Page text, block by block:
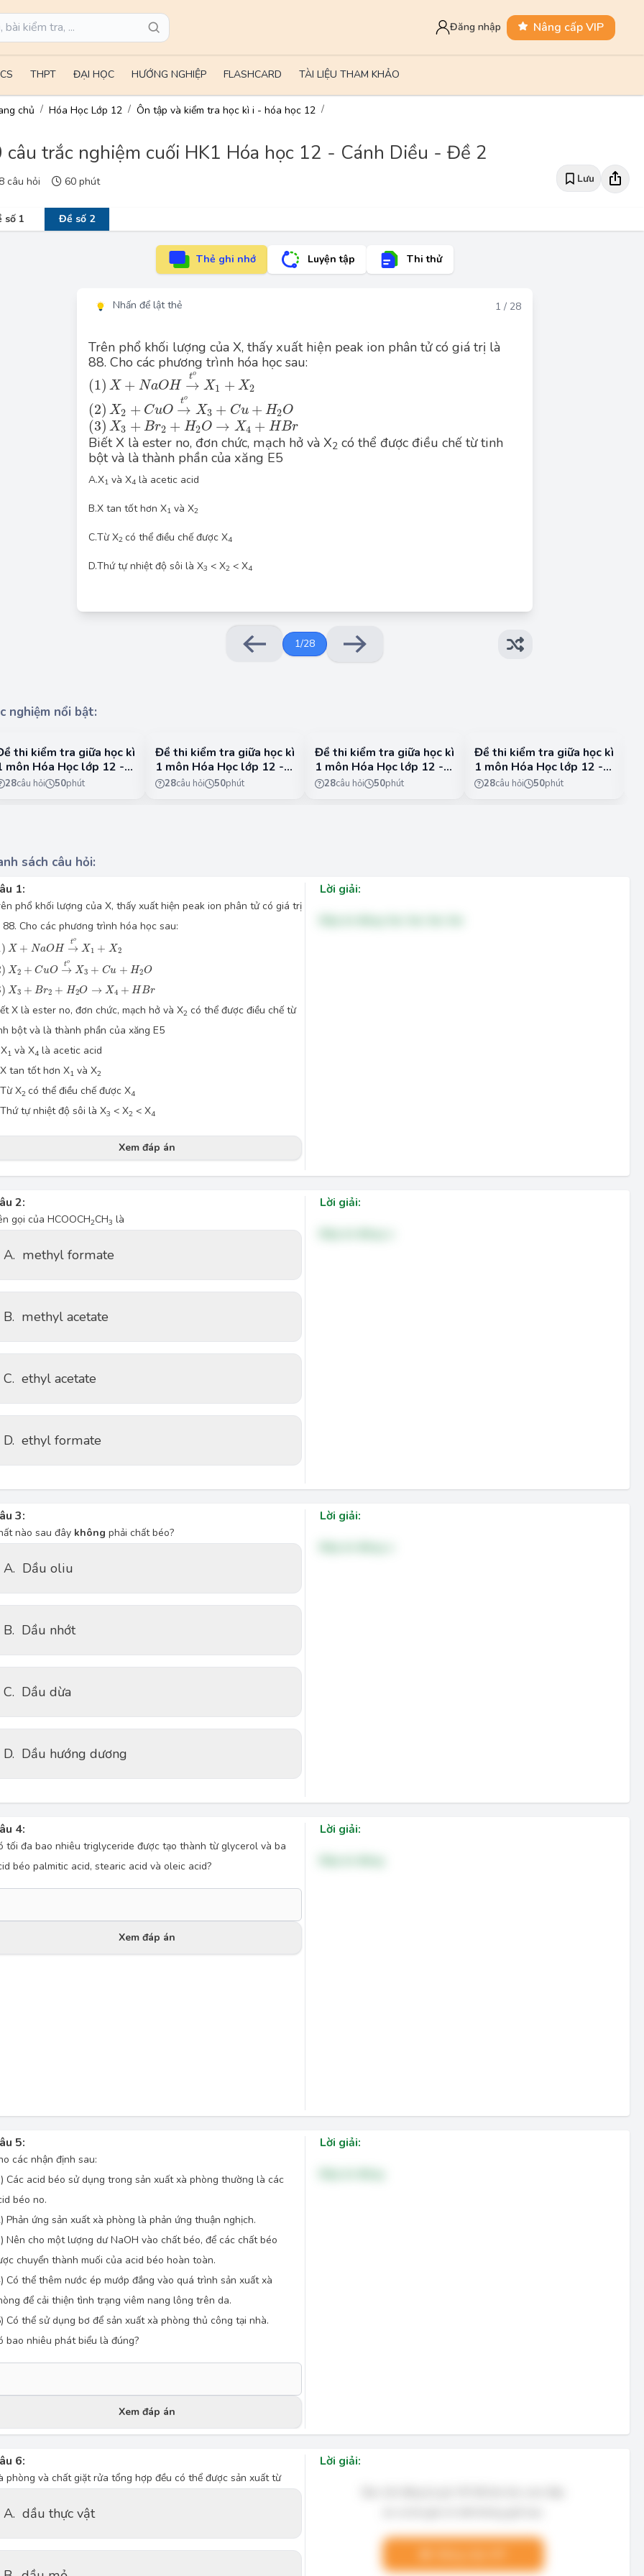
Đăng nhập Nâng cấp VIP
THPT ĐẠI HỌC HƯỚNG NGHIỆP FLASHCARD TÀI LIỆU THAM KHẢO
chủ Hóa Học Lớp 12 Ôn tập và kiểm tra học kì i - hóa học 12
câu trắc nghiệm cuối HK1 Hóa học 12 - Cánh Diều - Đề 2
câu hỏi 60 phút Lưu
số 1 Đề số 2
Thẻ ghi nhớ Luyện tập Thi thử
Nhấn để lật thẻ 1 / 28
Trên phổ khối lượng của X, thấy xuất hiện peak ion phân tử có giá trị là
88. Cho các phương trình hóa học sau:
(1) X + NaOH
to
→ X1 + X2
\left(1\right)X+NaOH\overset{t^o}{\rightarrow}X_1+X_2
(2) X2 + CuO
to
→ X3 + Cu + H2O
\left(2\right)X_2+CuO\overset{t^o}{\rightarrow}X_3+Cu+H_2O
(3) X3 + Br2 + H2O → X4 + HBr
\left(3\right)X_3+Br_2+H_2O\rightarrow X_4+HBr
Biết X là ester no, đơn chức, mạch hở và X2 có thể được điều chế từ tinh
bột và là thành phần của xăng E5
A.X1 và X4 là acetic acid
B.X tan tốt hơn X1 và X2
C.Từ X2 có thể điều chế được X4
D.Thứ tự nhiệt độ sôi là X3 < X2 < X4
1/28
nghiệm nổi bật:
thi kiểm tra giữa học kì
môn Hóa Học lớp 12 -
- Đề 1
28câu hỏi 50phút
Đề thi kiểm tra giữa học kì
1 môn Hóa Học lớp 12 -
CTST - Đề 2
28câu hỏi 50phút
Đề thi kiểm tra giữa học kì
1 môn Hóa Học lớp 12 -
CTST - Đề 3
28câu hỏi 50phút
Đề thi kiểm tra giữa học kì
1 môn Hóa Học lớp 12 -
CTST - Đề 4
28câu hỏi 50phút
sách câu hỏi:
1:
phổ khối lượng của X, thấy xuất hiện peak ion phân tử có giá trị
88. Cho các phương trình hóa học sau:
) X + NaOH
to
→ X 1 + X2
) X2 + CuO
to
→ X3 + Cu + H2O
) X3 + Br2 + H2O → X4 + HBr X_4+HBr
X là ester no, đơn chức, mạch hở và X2 có thể được điều chế từ
bột và là thành phần của xăng E5
X1 và X4 là acetic acid
X tan tốt hơn X1 và X2
Từ X2 có thể điều chế được X4
Thứ tự nhiệt độ sôi là X3 < X2 < X4
Xem đáp án
Lời giải:
2:
gọi của HCOOCH2CH3 là
A. methyl formate
B. methyl acetate
C. ethyl acetate
D. ethyl formate
Lời giải:
3:
nào sau đây không phải chất béo?
A. Dầu oliu
B. Dầu nhớt
C. Dầu dừa
D. Dầu hướng dương
Lời giải:
4:
tối đa bao nhiêu triglyceride được tạo thành từ glycerol và ba
béo palmitic acid, stearic acid và oleic acid?
Xem đáp án
Lời giải:
5:
các nhận định sau:
Các acid béo sử dụng trong sản xuất xà phòng thường là các
béo no.
Phản ứng sản xuất xà phòng là phản ứng thuận nghịch.
Nên cho một lượng dư NaOH vào chất béo, để các chất béo
chuyển thành muối của acid béo hoàn toàn.
Có thể thêm nước ép mướp đắng vào quá trình sản xuất xà
để cải thiện tình trạng viêm nang lông trên da.
Có thể sử dụng bơ để sản xuất xà phòng thủ công tại nhà.
bao nhiêu phát biểu là đúng?
Xem đáp án
Lời giải:
6:
phòng và chất giặt rửa tổng hợp đều có thể được sản xuất từ
A. dầu thực vật
Lời giải: